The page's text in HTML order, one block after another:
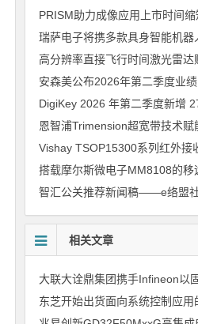
安森美公布2026年第二季度业绩
相关文章